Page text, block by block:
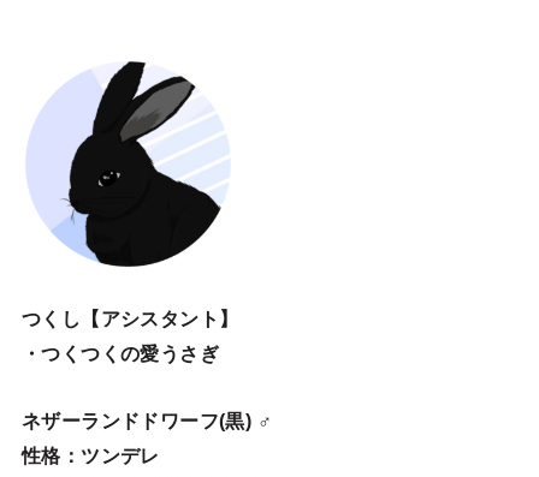
つくし【アシスタント】
・つくつくの愛うさぎ
ネザーランドドワーフ(黒) ♂
性格：ツンデレ